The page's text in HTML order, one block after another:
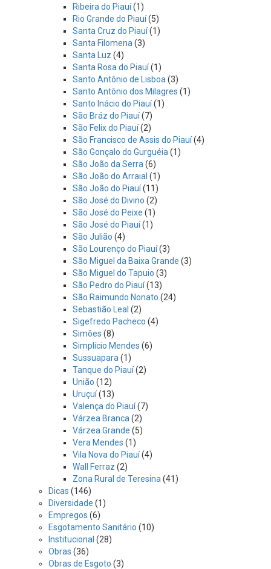
Ribeira do Piauí(1)
Rio Grande do Piauí(5)
Santa Cruz do Piauí(1)
Santa Filomena (3)
Santa Luz (4)
Santa Rosa do Piauí(1)
Santo Antônio de Lisboa (3)
Santo Antônio dos Milagres (1)
Santo Inácio do Piauí(1)
São Bráz do Piauí(7)
São Felix do Piauí(2)
São Francisco de Assis do Piauí(4)
São Gonçalo do Gurguéia (1)
São João da Serra (6)
São João do Arraial (1)
São João do Piauí(11)
São José do Divino (2)
São José do Peixe (1)
São José do Piauí(1)
São Julião (4)
São Lourenço do Piauí(3)
São Miguel da Baixa Grande (3)
São Miguel do Tapuio (3)
São Pedro do Piauí(13)
São Raimundo Nonato (24)
Sebastião Leal (2)
Sigefredo Pacheco (4)
Simões (8)
Simplício Mendes (6)
Sussuapara (1)
Tanque do Piauí(2)
União (12)
Uruçuí(13)
Valença do Piauí(7)
Várzea Branca (2)
Várzea Grande (5)
Vera Mendes (1)
Vila Nova do Piauí(4)
Wall Ferraz (2)
Zona Rural de Teresina (41)
Dicas (146)
Diversidade (1)
Empregos (6)
Esgotamento Sanitário (10)
Institucional (28)
Obras (36)
Obras de Esgoto (3)